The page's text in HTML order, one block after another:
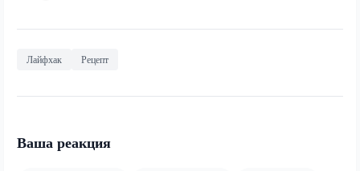
Лайфхак Рецепт
Ваша реакция